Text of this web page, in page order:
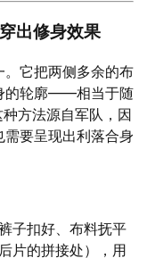
出修身效果
它把两侧多余的布
的轮廓——相当于随
方法源自军队，因
要呈现出利落合身
子扣好、布料抚平
片的拼接处），用